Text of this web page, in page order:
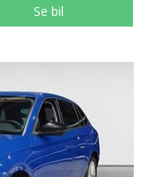
Se bil